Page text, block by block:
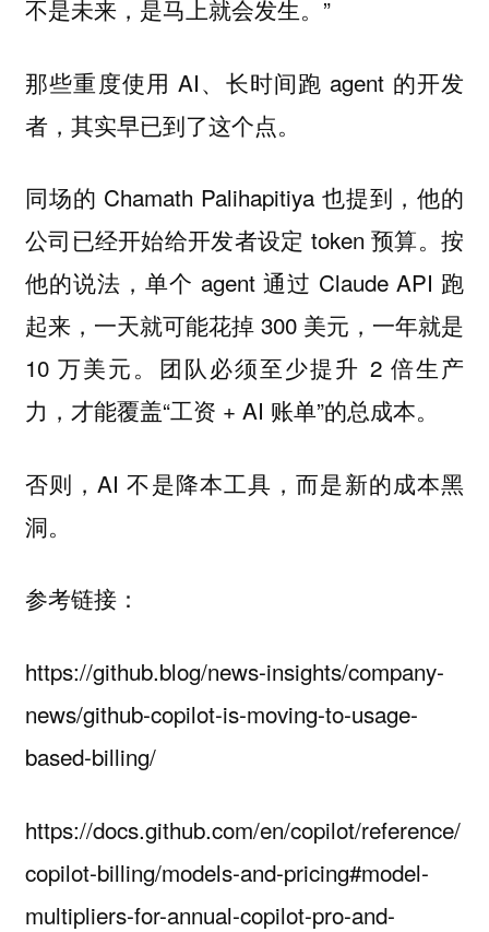
不是未来，是马上就会发生。”
那些重度使用 AI、长时间跑 agent 的开发
者，其实早已到了这个点。
同场的 Chamath Palihapitiya 也提到，他的
公司已经开始给开发者设定 token 预算。按
他的说法，单个 agent 通过 Claude API 跑
起来，一天就可能花掉 300 美元，一年就是
10 万美元。团队必须至少提升 2 倍生产
力，才能覆盖“工资 + AI 账单”的总成本。
否则，AI 不是降本工具，而是新的成本黑
洞。
参考链接：
https://github.blog/news-insights/company-
news/github-copilot-is-moving-to-usage-
based-billing/
https://docs.github.com/en/copilot/reference/
copilot-billing/models-and-pricing#model-
multipliers-for-annual-copilot-pro-and-